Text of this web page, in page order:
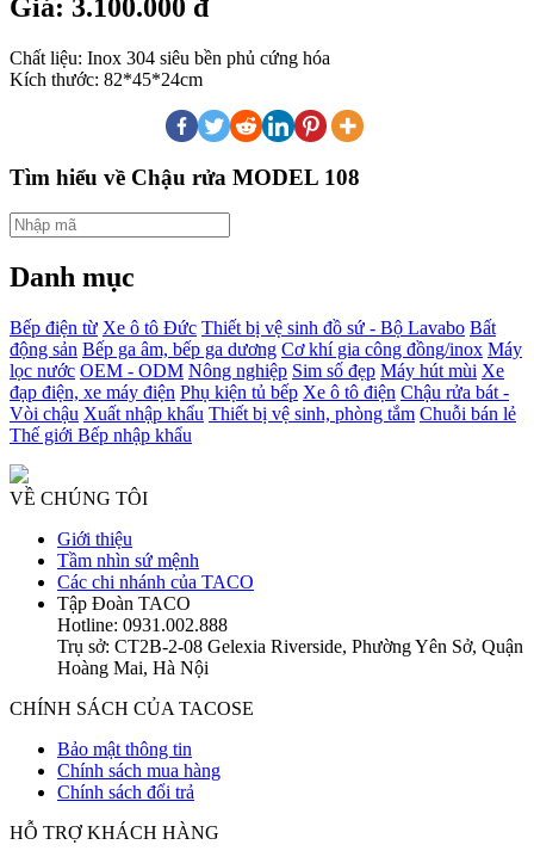
Giá: 3.100.000 đ
Chất liệu: Inox 304 siêu bền phủ cứng hóa
Kích thước: 82*45*24cm
Tìm hiểu về Chậu rửa MODEL 108
Danh mục
Bếp điện từ Xe ô tô Đức Thiết bị vệ sinh đồ sứ - Bộ Lavabo Bất
động sản Bếp ga âm, bếp ga dương Cơ khí gia công đồng/inox Máy
lọc nước OEM - ODM Nông nghiệp Sim số đẹp Máy hút mùi Xe
đạp điện, xe máy điện Phụ kiện tủ bếp Xe ô tô điện Chậu rửa bát -
Vòi chậu Xuất nhập khẩu Thiết bị vệ sinh, phòng tắm Chuỗi bán lẻ
Thế giới Bếp nhập khẩu
VỀ CHÚNG TÔI
Giới thiệu
Tầm nhìn sứ mệnh
Các chi nhánh của TACO
Tập Đoàn TACO
Hotline: 0931.002.888
Trụ sở: CT2B-2-08 Gelexia Riverside, Phường Yên Sở, Quận
Hoàng Mai, Hà Nội
CHÍNH SÁCH CỦA TACOSE
Bảo mật thông tin
Chính sách mua hàng
Chính sách đổi trả
HỖ TRỢ KHÁCH HÀNG